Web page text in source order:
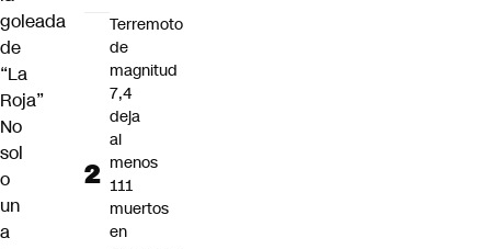
goleada
de
“La
Roja”
No
sol
o
un
a
Terremoto
de
magnitud
7,4
deja
al
menos
111
muertos
en